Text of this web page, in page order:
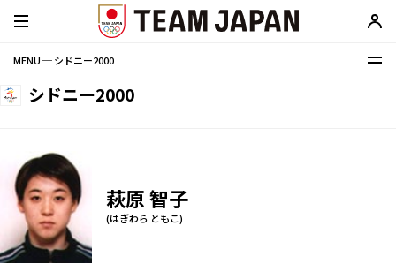
MENU ─ シドニー2000
シドニー2000
萩原 智子
(はぎわら ともこ)